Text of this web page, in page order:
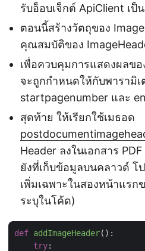
รับอ็อบเจ็กต์ ApiClient เป็
ตอนนี้สร้างวัตถุของ
คุณสมบัติของ
เพื่อควบคุมการแสดงผลข
จะถูกกำหนดให้กับพารามิเ
startpagenumber และ
สุดท้าย ให้เรียกใช้เมธอด
Header ลงในเอกสาร
ยังที่เก็บข้อมูลบนคลาวด์ โ
เพิ่มเฉพาะในสองหน้าแรก
ระบุในโค้ด)
def addImageHeader():
try: